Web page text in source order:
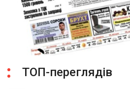
ТОП-переглядів